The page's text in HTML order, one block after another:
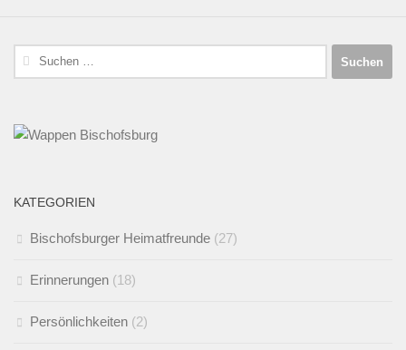
Suchen
nach:
KATEGORIEN
Bischofsburger Heimatfreunde (27)
Erinnerungen (18)
Persönlichkeiten (2)